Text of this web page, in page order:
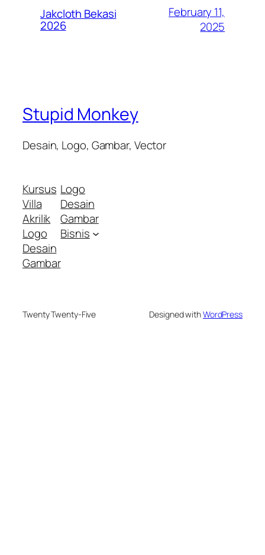
Jakcloth Bekasi
2026
February 11,
2025
Stupid Monkey
Desain, Logo, Gambar, Vector
Kursus
Villa
Akrilik
Logo
Desain
Gambar
Logo
Desain
Gambar
Bisnis
Twenty Twenty-Five Designed withWordPress